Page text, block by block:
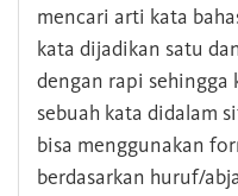
mencari arti kata
kata dijadikan satu
dengan rapi sehingga
sebuah kata didalam
bisa menggunakan
berdasarkan huruf/